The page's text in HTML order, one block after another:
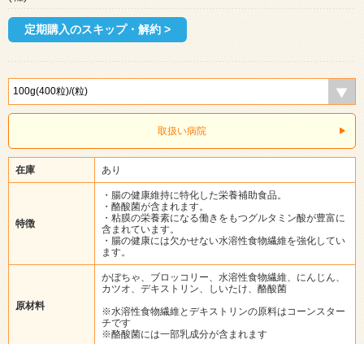
定期購入のスキップ・解約 >
取扱い病院
在庫 あり
特徴
・腸の健康維持に特化した栄養補助食品。
・酪酸菌が含まれます。
・粘膜の栄養素になる働きをもつグルタミン酸が豊富に
含まれています。
・腸の健康には欠かせない水溶性食物繊維を強化してい
ます。
原材料
かぼちゃ、ブロッコリー、水溶性食物繊維、にんじん、
カツオ、デキストリン、しいたけ、酪酸菌
※水溶性食物繊維とデキストリンの原料はコーンスター
チです
※酪酸菌には一部乳成分が含まれます